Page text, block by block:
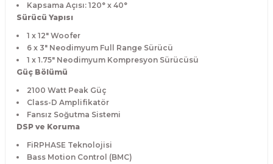
Kapsama Açısı: 120° x 40°
Sürücü Yapısı
1 x 12" Woofer
6 x 3" Neodimyum Full Range Sürücü
1 x 1.75" Neodimyum Kompresyon Sürücüsü
Güç Bölümü
2100 Watt Peak Güç
Class-D Amplifikatör
Fansız Soğutma Sistemi
DSP ve Koruma
FiRPHASE Teknolojisi
Bass Motion Control (BMC)